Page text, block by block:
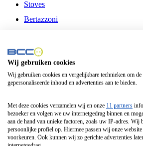
Stoves
Bertazzoni
Fitelli
Airfryer
Frituurpan
Contactgrill
Broodbakmachine
Broodrooster
Wij gebruiken cookies
Wij gebruiken cookies en vergelijkbare technieken om de
gepersonaliseerde inhoud en advertenties aan te bieden.
Met deze cookies verzamelen wij en onze 11 partners
bezoeker en volgen we uw internetgedrag binnen en
aan de hand van unieke factoren, zoals uw IP-adres.
persoonlijke profiel op. Hiermee passen wij onze
voorkeuren. Ook kunnen wij zo gerichte advertenties